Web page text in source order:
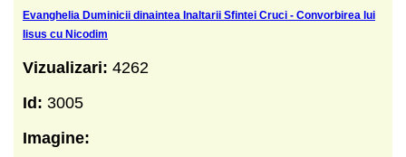
Evanghelia Duminicii dinaintea Inaltarii Sfintei Cruci - Convorbirea lui
Iisus cu Nicodim
Vizualizari: 4262
Id: 3005
Imagine: